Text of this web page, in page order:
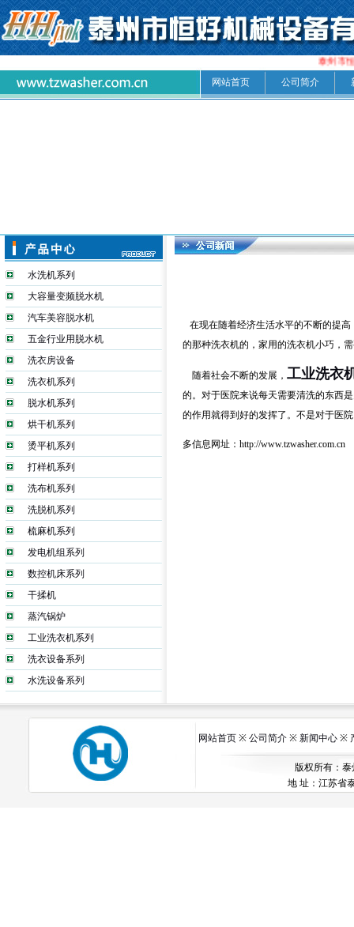
泰州市
网站首页
公司简介
水洗机系列
大容量变频脱水机
汽车美容脱水机
五金行业用脱水机
洗衣房设备
洗衣机系列
脱水机系列
烘干机系列
烫平机系列
打样机系列
洗布机系列
洗脱机系列
梳麻机系列
发电机组系列
数控机床系列
干揉机
蒸汽锅炉
工业洗衣机系列
洗衣设备系列
水洗设备系列
在现在随着经济生活水平的不断的提
的那种洗衣机的，家用的洗衣机小巧，
随着社会不断的发展， 工业洗衣
的。对于医院来说每天需要清洗的东西
的作用就得到好的发挥了。不是对于医
多信息网址：http://www.tzwasher.com.cn
网站首页 ※ 公司简介 ※ 新闻中心 ※
版权所有：泰
地 址：江苏省